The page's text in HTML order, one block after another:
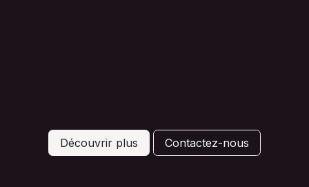
Découvrir plus Contactez-nous